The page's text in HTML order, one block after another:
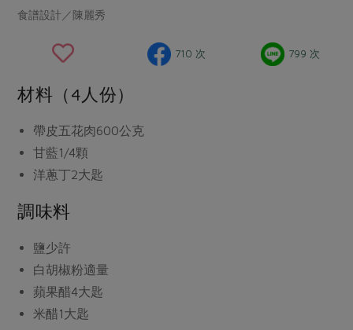
調理食材・點心
調味醬料/南北貨 烘焙
保健食品
居家好物
美妝保養
家庭清潔
防災用品
最新產品
湯品．鍋物
漬物
飲品
年菜食譜
養身食補
節慶大餐
合作25-精選產品第四彈
更多當季產品
議題活動
主婦聯盟X樂齡網特約優惠案
30%rPET紅烏龍茶
2024農業發展計畫年度報告
更多議題活動
傳到心坎裡，誠心又澎派
減硝酸鹽
非基改運動 支持本土農糧
減添加物
公益金
更多議題
生活者e週報
綠主張月刊
典藏閱覽室
自主把關
檢驗報告
社員權益
合作社法規
社務專區
選舉專區
最新消息
媒體報導
下載專區
食譜設計／陳麗秀
710 次 799 次
材料（4人份）
帶皮五花肉600公克
甘藍1/4顆
洋蔥丁2大匙
調味料
鹽少許
白胡椒粉適量
蘋果醋4大匙
米醋1大匙